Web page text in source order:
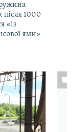
після 1000
«із
ями»